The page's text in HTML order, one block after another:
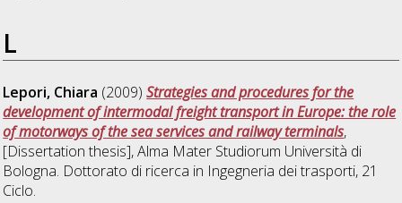
L
Lepori, Chiara (2009)Strategies and procedures for the
development of intermodal freight transport in Europe: the role
of motorways of the sea services and railway terminals,
[Dissertation thesis], Alma Mater Studiorum Università di
Bologna. Dottorato di ricerca in Ingegneria dei trasporti, 21
Ciclo.